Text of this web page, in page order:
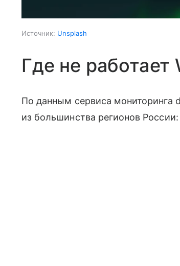
Источник: Unsplash
Где не работает
По данным сервиса мониторинга
из большинства регионов России: